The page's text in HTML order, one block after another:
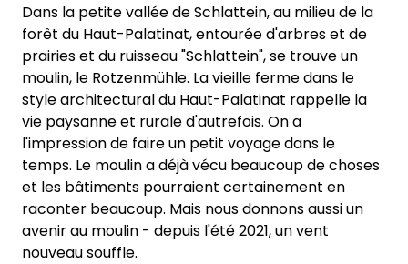
Dans la petite vallée de Schlattein, au milieu de la
forêt du Haut-Palatinat, entourée d'arbres et de
prairies et du ruisseau "Schlattein", se trouve un
moulin, le Rotzenmühle. La vieille ferme dans le
style architectural du Haut-Palatinat rappelle la
vie paysanne et rurale d'autrefois. On a
l'impression de faire un petit voyage dans le
temps. Le moulin a déjà vécu beaucoup de choses
et les bâtiments pourraient certainement en
raconter beaucoup. Mais nous donnons aussi un
avenir au moulin - depuis l'été 2021, un vent
nouveau souffle.